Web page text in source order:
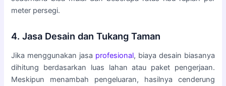
meter persegi.
4. Jasa Desain dan Tukang Taman
Jika menggunakan jasa profesional, biaya desain biasanya
dihitung berdasarkan luas lahan atau paket pengerjaan.
Meskipun menambah pengeluaran, hasilnya cenderung